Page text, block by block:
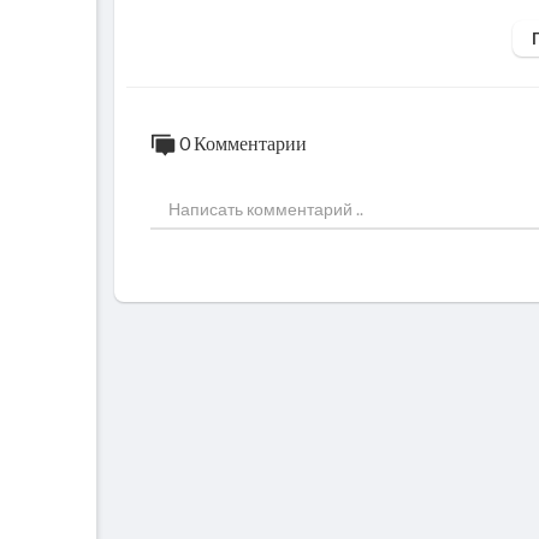
Если вам нужен:
— восстановление кожи и фурнитуры
0 Комментарии